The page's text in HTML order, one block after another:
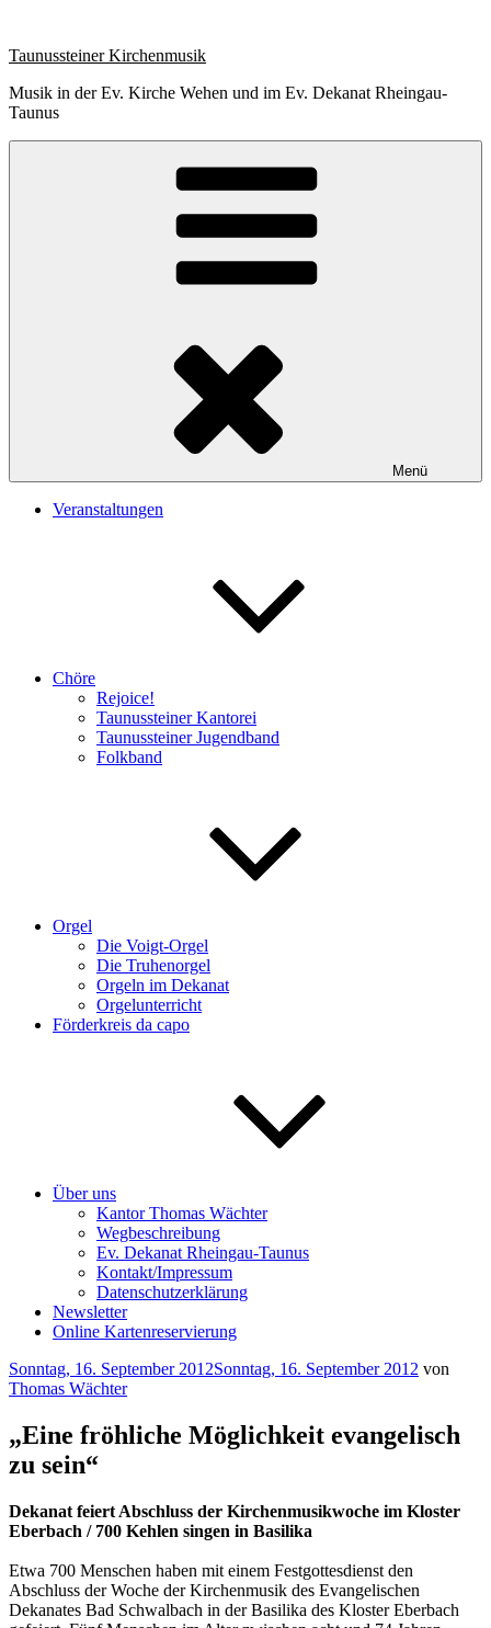
springen
Taunussteiner Kirchenmusik
Musik in der Ev. Kirche Wehen und im Ev. Dekanat Rheingau-
Taunus
Menü
Veranstaltungen
Chöre
Rejoice!
Taunussteiner Kantorei
Taunussteiner Jugendband
Folkband
Orgel
Die Voigt-Orgel
Die Truhenorgel
Orgeln im Dekanat
Orgelunterricht
Förderkreis da capo
Über uns
Kantor Thomas Wächter
Wegbeschreibung
Ev. Dekanat Rheingau-Taunus
Kontakt/Impressum
Datenschutzerklärung
Newsletter
Online Kartenreservierung
Veröffentlicht
am
Sonntag, 16. September 2012Sonntag, 16. September 2012 von
Thomas Wächter
„Eine fröhliche Möglichkeit evangelisch
zu sein“
Dekanat feiert Abschluss der Kirchenmusikwoche im Kloster
Eberbach / 700 Kehlen singen in Basilika
Etwa 700 Menschen haben mit einem Festgottesdienst den
Abschluss der Woche der Kirchenmusik des Evangelischen
Dekanates Bad Schwalbach in der Basilika des Kloster Eberbach